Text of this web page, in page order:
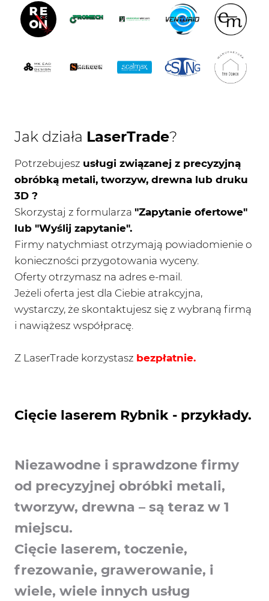
Jak działa LaserTrade?
Potrzebujesz usługi związanej z precyzyjną
obróbką metali, tworzyw, drewna lub druku
3D ?
Skorzystaj z formularza "Zapytanie ofertowe"
lub "Wyślij zapytanie".
Firmy natychmiast otrzymają powiadomienie o
konieczności przygotowania wyceny.
Oferty otrzymasz na adres e-mail.
Jeżeli oferta jest dla Ciebie atrakcyjna,
wystarczy, że skontaktujesz się z wybraną firmą
i nawiążesz współpracę.
Z LaserTrade korzystasz bezpłatnie.
Cięcie laserem Rybnik - przykłady.
Niezawodne i sprawdzone firmy
od precyzyjnej obróbki metali,
tworzyw, drewna – są teraz w 1
miejscu.
Cięcie laserem, toczenie,
frezowanie, grawerowanie, i
wiele, wiele innych usług